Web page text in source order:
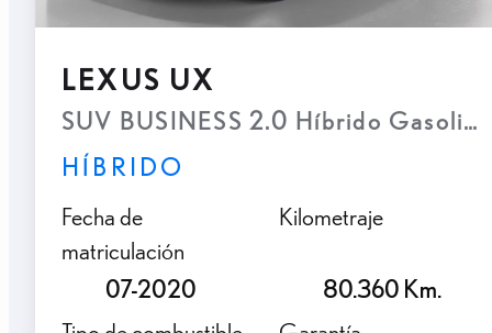
LEXUS UX
SUV BUSINESS 2.0 Híbrido
HÍBRIDO
Fecha de
matriculación
07-2020
Kilometraje
80.360 Km.